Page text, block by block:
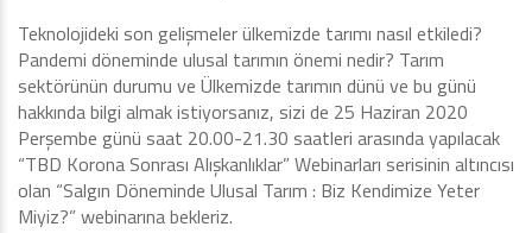
Teknolojideki son gelişmeler ülkemizde tarımı nasıl etkiledi?
Pandemi döneminde ulusal tarımın önemi nedir? Tarım
sektörünün durumu ve Ülkemizde tarımın dünü ve bu günü
hakkında bilgi almak istiyorsanız, sizi de 25 Haziran 2020
Perşembe günü saat 20.00-21.30 saatleri arasında yapılacak
“TBD Korona Sonrası Alışkanlıklar” Webinarları serisinin altıncısı
olan “Salgın Döneminde Ulusal Tarım : Biz Kendimize Yeter
Miyiz?” webinarına bekleriz.